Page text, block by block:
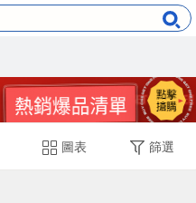
圖表 篩選